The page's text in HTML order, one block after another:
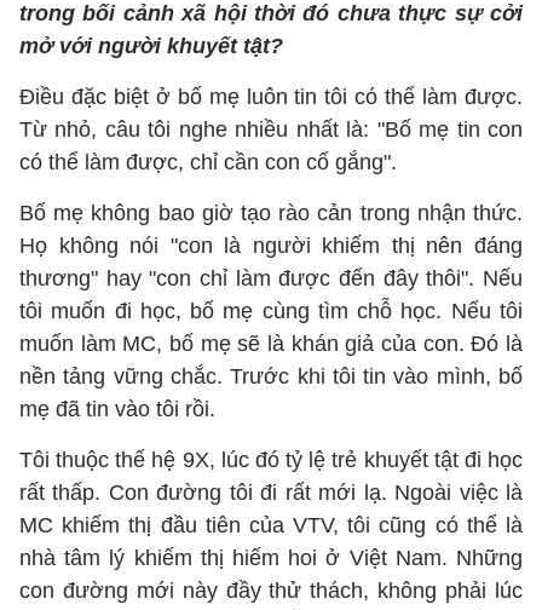
trong bối cảnh xã hội thời đó chưa thực sự cởi
mở với người khuyết tật?
Điều đặc biệt ở bố mẹ luôn tin tôi có thể làm được.
Từ nhỏ, câu tôi nghe nhiều nhất là: "Bố mẹ tin con
có thể làm được, chỉ cần con cố gắng".
Bố mẹ không bao giờ tạo rào cản trong nhận thức.
Họ không nói "con là người khiếm thị nên đáng
thương" hay "con chỉ làm được đến đây thôi". Nếu
tôi muốn đi học, bố mẹ cùng tìm chỗ học. Nếu tôi
muốn làm MC, bố mẹ sẽ là khán giả của con. Đó là
nền tảng vững chắc. Trước khi tôi tin vào mình, bố
mẹ đã tin vào tôi rồi.
Tôi thuộc thế hệ 9X, lúc đó tỷ lệ trẻ khuyết tật đi học
rất thấp. Con đường tôi đi rất mới lạ. Ngoài việc là
MC khiếm thị đầu tiên của VTV, tôi cũng có thể là
nhà tâm lý khiếm thị hiếm hoi ở Việt Nam. Những
con đường mới này đầy thử thách, không phải lúc